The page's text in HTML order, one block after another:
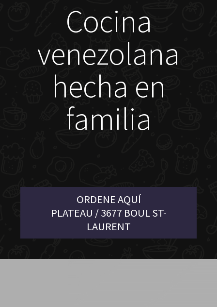
Cocina
venezolana
hecha en
familia
ORDENE AQUÍ
PLATEAU / 3677 BOUL ST-
LAURENT